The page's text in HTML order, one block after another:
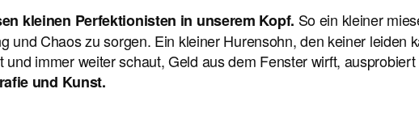
kleinen Perfektionisten in unserem Kopf. So ein kleiner
und Chaos zu sorgen. Ein kleiner Hurensohn, den keiner leiden
und immer weiter schaut, Geld aus dem Fenster wirft,
und Kunst.